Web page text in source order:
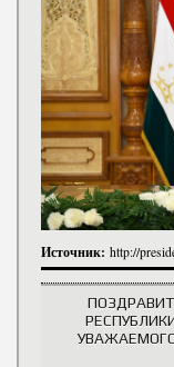
Источник: http://